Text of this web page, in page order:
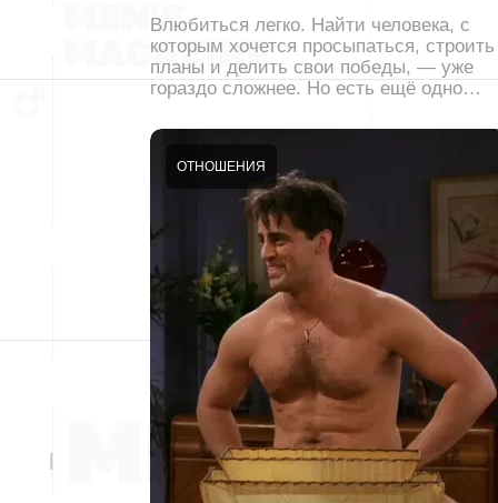
Влюбиться легко. Найти человека, с
которым хочется просыпаться, строить
планы и делить свои победы, — уже
гораздо сложнее. Но есть ещё одно…
ОТНОШЕНИЯ